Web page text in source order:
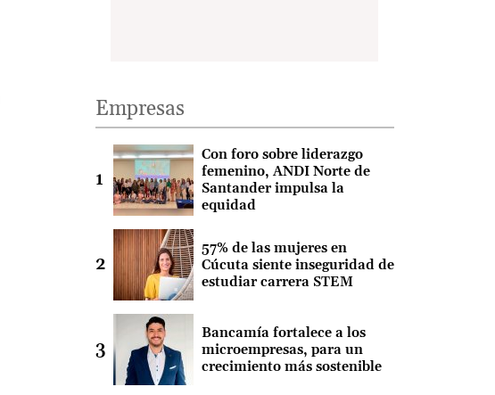
Empresas
Con foro sobre liderazgo
femenino, ANDI Norte de
Santander impulsa la
equidad
57% de las mujeres en
Cúcuta siente inseguridad de
estudiar carrera STEM
Bancamía fortalece a los
microempresas, para un
crecimiento más sostenible